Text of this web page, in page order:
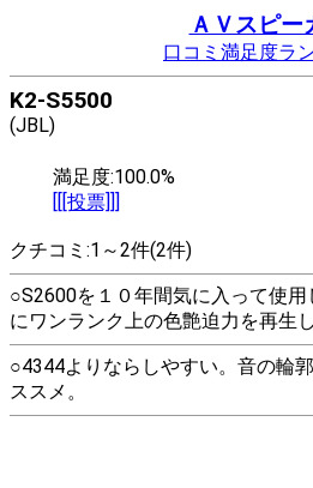
ＡＶスピー
口コミ満足度ラ
K2-S5500
(JBL)
満足度:100.0%
[[[投票]]]
クチコミ:1～2件(2件)
○S2600を１０年間気に入って使
にワンランク上の色艶迫力を再生し
○4344よりならしやすい。音の輪
ススメ。